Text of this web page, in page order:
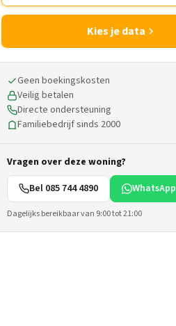
Kies je data
Geen boekingskosten
Veilig betalen
Directe ondersteuning
Familiebedrijf sinds 2000
Vragen over deze woning?
Bel 085 744 4890
WhatsApp
Dagelijks bereikbaar van 9:00 tot 21:00